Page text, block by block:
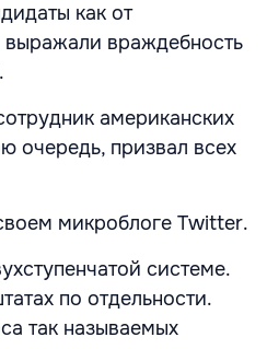
как от
выражали враждебность
американских
очередь, призвал всех
микроблоге Twitter.
системе.
по отдельности.
так называемых